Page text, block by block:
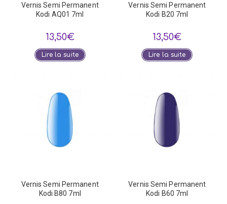
Vernis Semi Permanent
Kodi AQ01 7ml
13,50€
Lire la suite
Vernis Semi Permanent
Kodi B20 7ml
13,50€
Lire la suite
Vernis Semi Permanent
Kodi B80 7ml
Vernis Semi Permanent
Kodi B60 7ml